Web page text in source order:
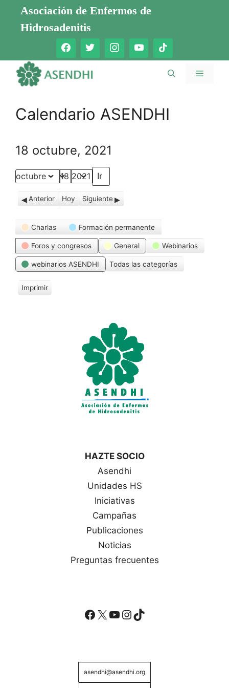
Saltar
contenido
Asociación de Enfermos de
Hidrosadenitis
Menú
Calendario ASENDHI
18 octubre, 2021
Mes
Día
Año
Anterior Hoy Siguiente
Categorías
Charlas Formación permanente
Foros y congresos General Webinarios
webinarios ASENDHI Todas las categorías
Imprimir
V
HAZTE SOCIO
Asendhi
Unidades HS
Iniciativas
Campañas
Publicaciones
Noticias
Preguntas frecuentes
Facebook
X YouTube
Instagram
TikTok
asendhi@asendhi.org